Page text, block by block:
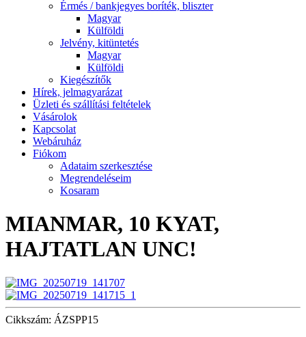
Érmés / bankjegyes boríték, bliszter
Magyar
Külföldi
Jelvény, kitüntetés
Magyar
Külföldi
Kiegészítők
Hírek, jelmagyarázat
Üzleti és szállítási feltételek
Vásárolok
Kapcsolat
Webáruház
Fiókom
Adataim szerkesztése
Megrendeléseim
Kosaram
MIANMAR, 10 KYAT,
HAJTATLAN UNC!
Cikkszám: ÁZSPP15